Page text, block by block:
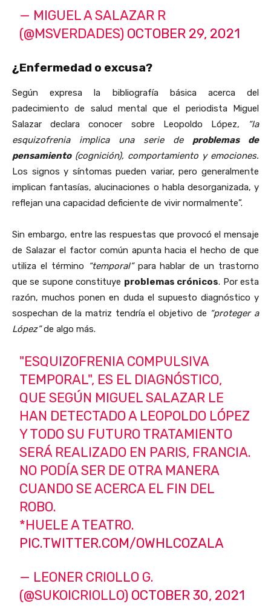
— MIGUEL A SALAZAR R
(@MSVERDADES) OCTOBER 29, 2021
¿Enfermedad o excusa?
Según expresa la bibliografía básica acerca del
padecimiento de salud mental que el periodista Miguel
Salazar declara conocer sobre Leopoldo López,
“la
esquizofrenia implica una serie de problemas de
pensamiento(cognición), comportamiento y emociones.
Los signos y síntomas pueden variar, pero generalmente
implican fantasías, alucinaciones o habla desorganizada, y
reflejan una capacidad deficiente de vivir normalmente”.
Sin embargo, entre las respuestas que provocó el mensaje
de Salazar el factor común apunta hacia el hecho de que
utiliza el término “temporal”para hablar de un trastorno
que se supone constituye problemas crónicos. Por esta
razón, muchos ponen en duda el supuesto diagnóstico y
sospechan de la matriz tendría el objetivo de “proteger a
López”de algo más.
"ESQUIZOFRENIA COMPULSIVA
TEMPORAL", ES EL DIAGNÓSTICO,
QUE SEGÚN MIGUEL SALAZAR LE
HAN DETECTADO A LEOPOLDO LÓPEZ
Y TODO SU FUTURO TRATAMIENTO
SERÁ REALIZADO EN PARIS, FRANCIA.
NO PODÍA SER DE OTRA MANERA
CUANDO SE ACERCA EL FIN DEL
ROBO.
*HUELE A TEATRO.
PIC.TWITTER.COM/OWHLCOZALA
— LEONER CRIOLLO G.
(@SUKOICRIOLLO) OCTOBER 30, 2021